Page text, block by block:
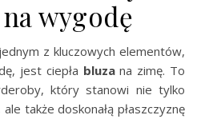
wygodę
jest ciepła bluzana zimę. To
który stanowi nie tylko
także doskonałą płaszczyznę